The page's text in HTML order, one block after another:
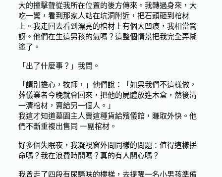
大的撞擊聲從我所在位置的後方傳來。我轉過身來，大
吃一驚，看到那家人站在坑洞附近，把石頭砸到棺材
上。我走回去看到漂亮的棺材上有個大凹痕，我相當驚
訝。他們在生這男孩的氣嗎？這整個情景把我完全弄糊
塗了。
「出了什麼事？」我問。
「請別擔心，牧師，」他們說：「如果我們不這樣做，
葬儀業者今晚就會回來，把他的屍體放進木盒，然後清
一清棺材，賣給另一個人。」
我這才知道墓園主人賣這種貨給殯儀館，賺取外快。他
們不斷重複出售同 一副棺材。
好多個失眠夜，我凝視窗外問同樣的問題：值得這樣拼
命嗎？我在浪費時間嗎？真的有人關心嗎？
我曾走了四段有尿騷味的樓梯，去提醒一名小男孩準備